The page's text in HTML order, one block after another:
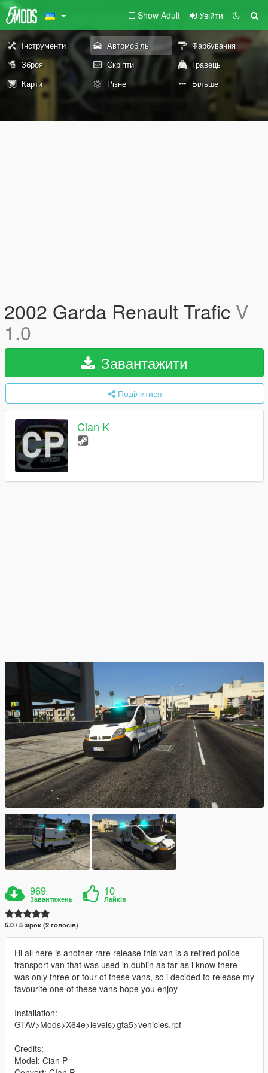
Show Adult Увійти
Інструменти Автомобіль
Фарбування
Зброя
Скріпти
Гравець
Карти
Різне Більше
2002 Garda Renault Trafic V
1.0
Завантажити
Поділитися
Cian K
969
Завантажень
10
Лайків
5.0 / 5 зірок (2 голосів)
Hi all here is another rare release this van is a retired police
transport van that was used in dublin as far as i know there
was only three or four of these vans, so i decided to release my
favourite one of these vans hope you enjoy
Installation:
GTAV>Mods>X64e>levels>gta5>vehicles.rpf
Credits:
Model: Cian P